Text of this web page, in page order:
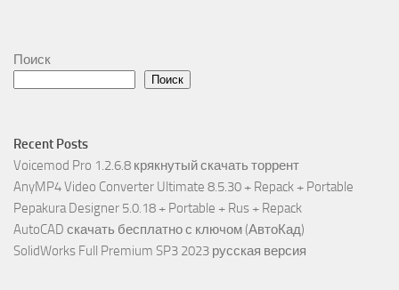
Поиск
Поиск
Recent Posts
Voicemod Pro 1.2.6.8 крякнутый скачать торрент
AnyMP4 Video Converter Ultimate 8.5.30 + Repack + Portable
Pepakura Designer 5.0.18 + Portable + Rus + Repack
AutoCAD скачать бесплатно с ключом (АвтоКад)
SolidWorks Full Premium SP3 2023 русская версия